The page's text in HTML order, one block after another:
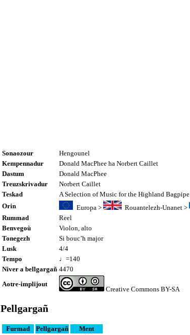
Sonaozour
Hengounel
Kempennadur
Donald MacPhee ha Norbert Caillet
Dastum
Donald MacPhee
Treuzskrivadur
Norbert Caillet
Teskad
A Selection of Music for the Highland Bagpipe
Orin
Europa > Rouantelezh-Unanet >
Rummad
Reel
Benvegoù
Violon ,alto
Tonegezh
Si bouc’h major
Lusk
4/4
Tempo
♩=140
Niver a bellgargañ 4470
Aotre-implijout
Creative Commons BY-SA
Pellgargañ
Furmad Pellgargañ
Ment